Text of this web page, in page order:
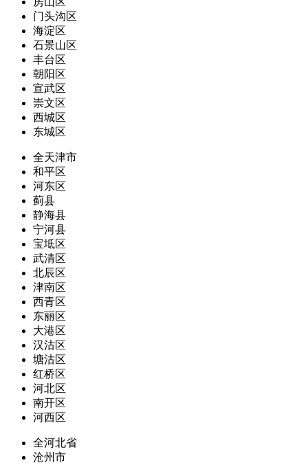
门头沟区
海淀区
石景山区
丰台区
朝阳区
宣武区
崇文区
西城区
东城区
全天津市
和平区
河东区
蓟县
静海县
宁河县
宝坻区
武清区
北辰区
津南区
西青区
东丽区
大港区
汉沽区
塘沽区
红桥区
河北区
南开区
河西区
全河北省
沧州市